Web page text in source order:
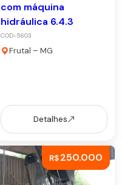
com máquina
hidráulica 6.4.3
COD-5603
Frutal – MG
Detalhes
R$250.000